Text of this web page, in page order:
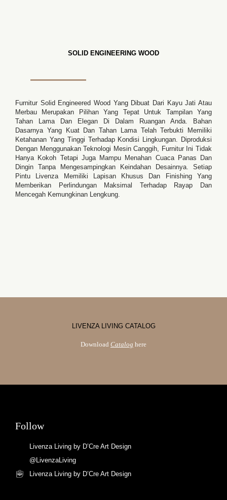
SOLID ENGINEERING WOOD
Furnitur Solid Engineered Wood Yang Dibuat Dari Kayu Jati Atau
Merbau Merupakan Pilihan Yang Tepat Untuk Tampilan Yang
Tahan Lama Dan Elegan Di Dalam Ruangan Anda. Bahan
Dasarnya Yang Kuat Dan Tahan Lama Telah Terbukti Memiliki
Ketahanan Yang Tinggi Terhadap Kondisi Lingkungan. Diproduksi
Dengan Menggunakan Teknologi Mesin Canggih, Furnitur Ini Tidak
Hanya Kokoh Tetapi Juga Mampu Menahan Cuaca Panas Dan
Dingin Tanpa Mengesampingkan Keindahan Desainnya. Setiap
Pintu Livenza Memiliki Lapisan Khusus Dan Finishing Yang
Memberikan Perlindungan Maksimal Terhadap Rayap Dan
Mencegah Kemungkinan Lengkung.
LIVENZA LIVING CATALOG
Download Catalog here
Follow
Livenza Living by D’Cre Art Design
@LivenzaLiving
Livenza Living by D’Cre Art Design